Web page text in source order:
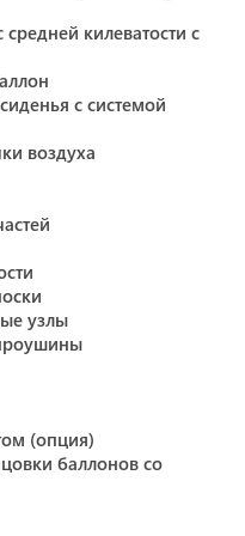
идеальный
яхте.
и пассажиров
точки и
для доставки
и других грузов.
не забываемые
исследуя не
куда Вы не сможете
для рыбалки
килеватости с
с системой
воздуха
узлы
(опция)
баллонов со